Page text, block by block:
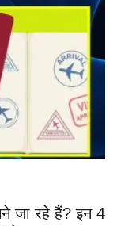
जा रहे हैं? इन 4